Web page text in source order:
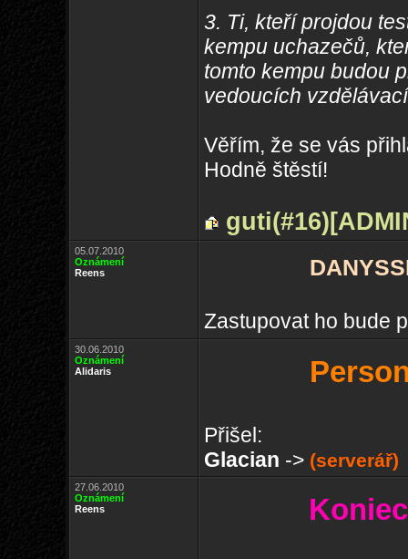
3. Ti, kteří projdou
kempu uchazečů,
tomto kempu budou
vedoucích
Věřím, že se vás
Hodně štěstí!
guti(#16)
05.07.2010
Oznámení
Reens
Zastupovat ho bude
30.06.2010
Oznámení
Alidaris
Přišel:
Glacian -> (serverář)
27.06.2010
Oznámení
Reens